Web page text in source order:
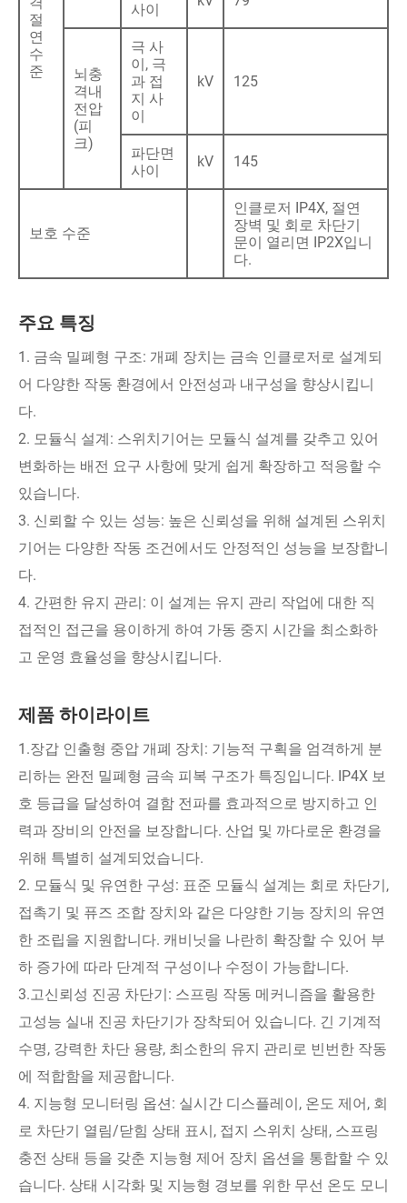
절
연
수
준
사이
뇌충
격내
전압
(피
크)
극 사
이, 극
과 접
지 사
이
kV 125
파단면
사이
kV 145
보호 수준
인클로저 IP4X, 절연
장벽 및 회로 차단기
문이 열리면 IP2X입니
다.
주요 특징
1. 금속 밀폐형 구조: 개폐 장치는 금속 인클로저로 설계되
어 다양한 작동 환경에서 안전성과 내구성을 향상시킵니
다.
2. 모듈식 설계: 스위치기어는 모듈식 설계를 갖추고 있어
변화하는 배전 요구 사항에 맞게 쉽게 확장하고 적응할 수
있습니다.
3. 신뢰할 수 있는 성능: 높은 신뢰성을 위해 설계된 스위치
기어는 다양한 작동 조건에서도 안정적인 성능을 보장합니
다.
4. 간편한 유지 관리: 이 설계는 유지 관리 작업에 대한 직
접적인 접근을 용이하게 하여 가동 중지 시간을 최소화하
고 운영 효율성을 향상시킵니다.
제품 하이라이트
1.장갑 인출형 중압 개폐 장치: 기능적 구획을 엄격하게 분
리하는 완전 밀폐형 금속 피복 구조가 특징입니다. IP4X 보
호 등급을 달성하여 결함 전파를 효과적으로 방지하고 인
력과 장비의 안전을 보장합니다. 산업 및 까다로운 환경을
위해 특별히 설계되었습니다.
2. 모듈식 및 유연한 구성: 표준 모듈식 설계는 회로 차단기,
접촉기 및 퓨즈 조합 장치와 같은 다양한 기능 장치의 유연
한 조립을 지원합니다. 캐비닛을 나란히 확장할 수 있어 부
하 증가에 따라 단계적 구성이나 수정이 가능합니다.
3.고신뢰성 진공 차단기: 스프링 작동 메커니즘을 활용한
고성능 실내 진공 차단기가 장착되어 있습니다. 긴 기계적
수명, 강력한 차단 용량, 최소한의 유지 관리로 빈번한 작동
에 적합함을 제공합니다.
4. 지능형 모니터링 옵션: 실시간 디스플레이, 온도 제어, 회
로 차단기 열림/닫힘 상태 표시, 접지 스위치 상태, 스프링
충전 상태 등을 갖춘 지능형 제어 장치 옵션을 통합할 수 있
습니다. 상태 시각화 및 지능형 경보를 위한 무선 온도 모니